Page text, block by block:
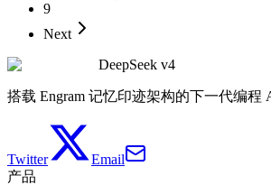
9
Next
DeepSeek v4
搭载 Engram 记忆印迹架构的下一代编程
Twitter
Email
产品